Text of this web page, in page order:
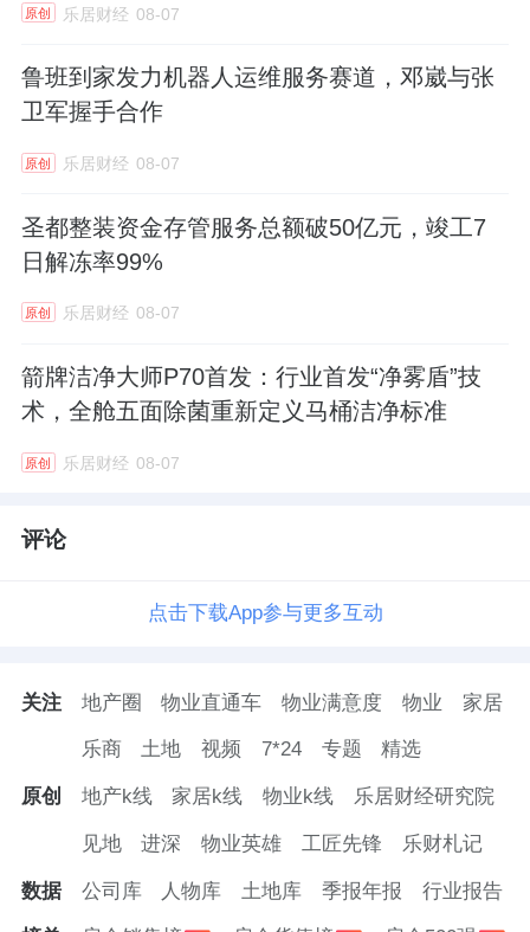
原创 乐居财经 08-07
鲁班到家发力机器人运维服务赛道，邓崴与张
卫军握手合作
原创 乐居财经 08-07
圣都整装资金存管服务总额破50亿元，竣工7
日解冻率99%
原创 乐居财经 08-07
箭牌洁净大师P70首发：行业首发“净雾盾”技
术，全舱五面除菌重新定义马桶洁净标准
原创 乐居财经 08-07
评论
点击下载App参与更多互动
关注 地产圈 物业直通车 物业满意度 物业 家居
乐商 土地 视频 7*24 专题 精选
原创 地产k线 家居k线 物业k线 乐居财经研究院
见地 进深 物业英雄 工匠先锋 乐财札记
数据 公司库 人物库 土地库 季报年报 行业报告